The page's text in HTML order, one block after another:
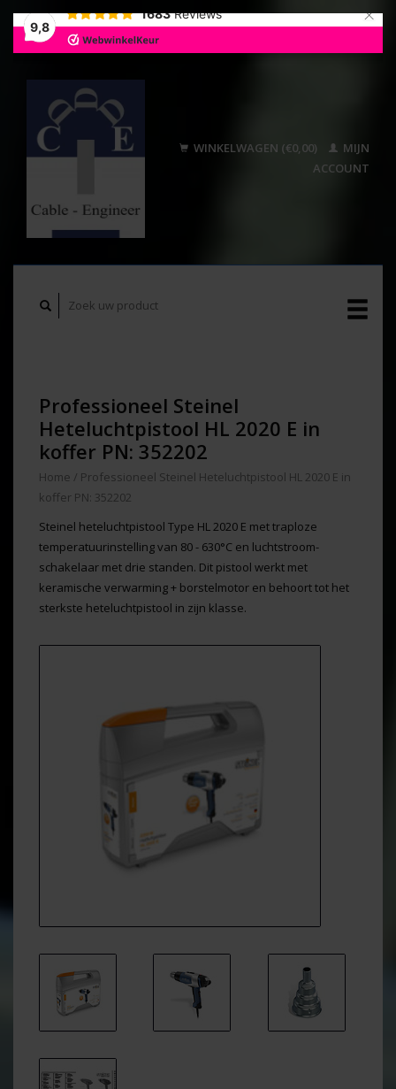
9,8
1683 Reviews ×
WINKELWAGEN (€0,00)
MIJN
ACCOUNT
Professioneel Steinel
Heteluchtpistool HL 2020 E in
koffer PN: 352202
Home / Professioneel Steinel Heteluchtpistool HL 2020 E in
koffer PN: 352202
Steinel heteluchtpistool Type HL 2020 E met traploze
temperatuurinstelling van 80 - 630°C en luchtstroom-
schakelaar met drie standen. Dit pistool werkt met
keramische verwarming + borstelmotor en behoort tot het
sterkste heteluchtpistool in zijn klasse.